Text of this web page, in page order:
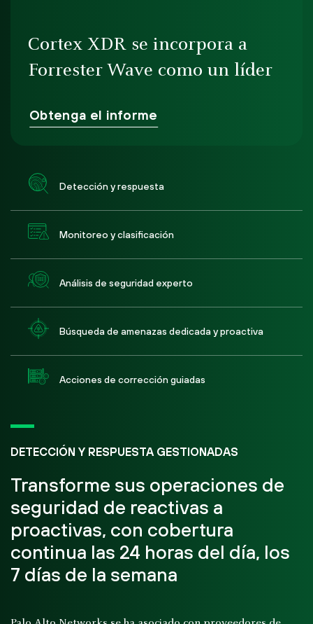
Cortex XDR se incorpora a
Forrester Wave como un líder
Obtenga el informe
DETECCIÓN Y RESPUESTA GESTIONADAS
Transforme sus operaciones de
seguridad de reactivas a
proactivas, con cobertura
continua las 24 horas del día, los
7 días de la semana
Detección y respuesta
Monitoreo y clasificación
Análisis de seguridad experto
Búsqueda de amenazas dedicada y proactiva
Acciones de corrección guiadas